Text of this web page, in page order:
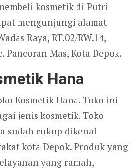
kosmetik di Putri
mengunjungi alamat
Raya, RT.02/RW.14,
Pancoran Mas, Kota Depok.
Hana
Kosmetik Hana. Toko ini
jenis kosmetik. Toko
sudah cukup dikenal
kota Depok. Produk yang
yang ramah,